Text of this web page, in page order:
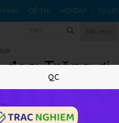
ĐỀ THI HỎI ĐÁP TƯ
Tiểu Học
đọc: Trăng
QC